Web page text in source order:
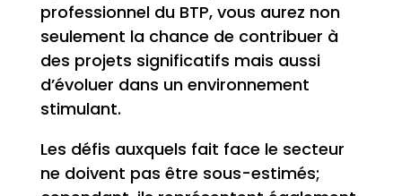
professionnel du BTP, vous aurez non
seulement la chance de contribuer à
des projets significatifs mais aussi
d’évoluer dans un environnement
stimulant.
Les défis auxquels fait face le secteur
ne doivent pas être sous-estimés;